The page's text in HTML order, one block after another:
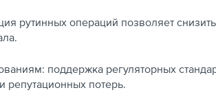
рутинных операций позволяет
поддержка регуляторных
репутационных потерь.